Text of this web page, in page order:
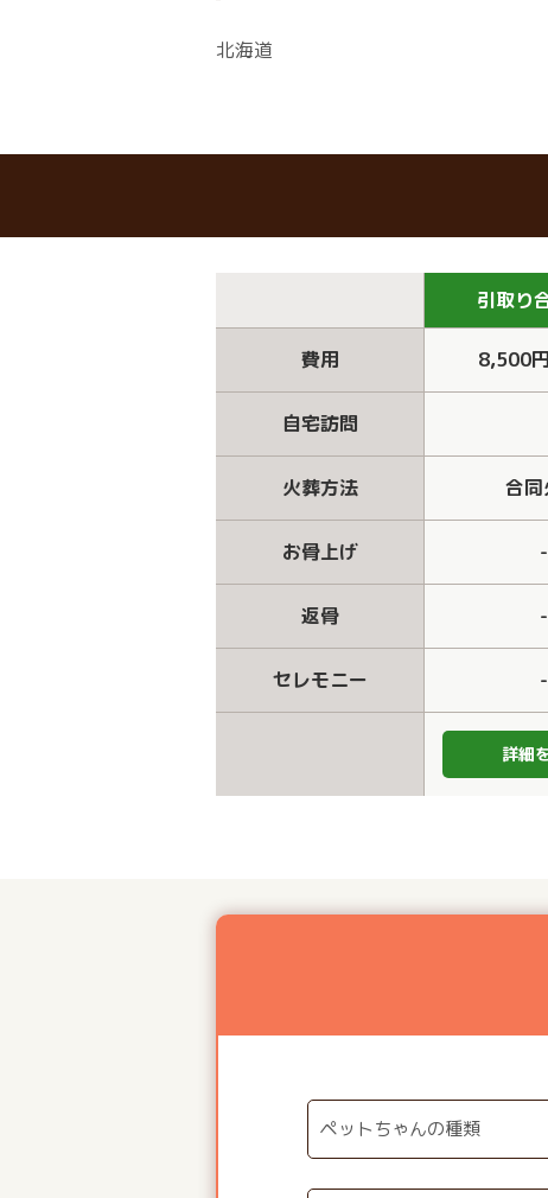
北海道
引取り
費用 8,500
自宅訪問
火葬方法 合
お骨上げ -
返骨 -
セレモニー -
詳細